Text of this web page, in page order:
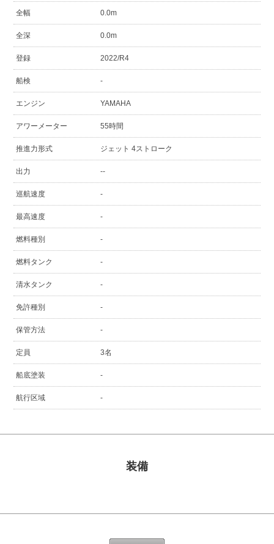
全幅 0.0m
全深 0.0m
登録 2022/R4
船検 -
エンジン YAMAHA
アワーメーター 55時間
推進力形式 ジェット 4ストローク
出力 --
巡航速度 -
最高速度 -
燃料種別 -
燃料タンク -
清水タンク -
免許種別 -
保管方法 -
定員 3名
船底塗装 -
航行区域 -
装備